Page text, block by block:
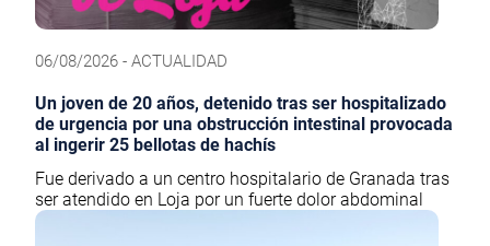
06/08/2026 - ACTUALIDAD
Un joven de 20 años, detenido tras ser hospitalizado
de urgencia por una obstrucción intestinal provocada
al ingerir 25 bellotas de hachís
Fue derivado a un centro hospitalario de Granada tras
ser atendido en Loja por un fuerte dolor abdominal